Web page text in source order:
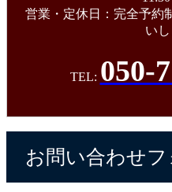
営業・定休日：完全予約
いし
TEL: 050-
お問い合わせフ